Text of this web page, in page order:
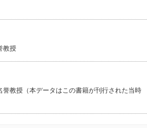
教授
教授（本データはこの書籍が刊行された当時